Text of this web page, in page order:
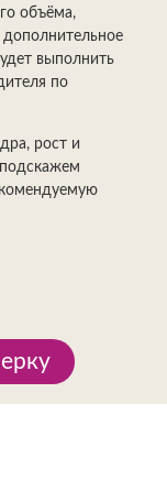
объёма,
дополнительное
выполнить
по
рост и